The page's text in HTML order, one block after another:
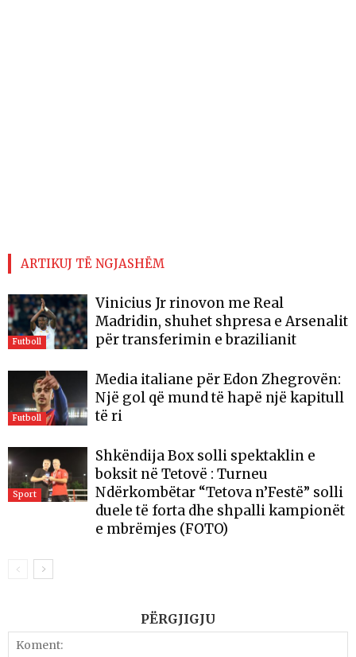
ARTIKUJ TË NGJASHËM
Futboll
Vinicius Jr rinovon me Real
Madridin, shuhet shpresa e Arsenalit
për transferimin e brazilianit
Futboll
Media italiane për Edon Zhegrovën:
Një gol që mund të hapë një kapitull
të ri
Sport
Shkëndija Box solli spektaklin e
boksit në Tetovë : Turneu
Ndërkombëtar “Tetova n’Festë” solli
duele të forta dhe shpalli kampionët
e mbrëmjes (FOTO)
PËRGJIGJU